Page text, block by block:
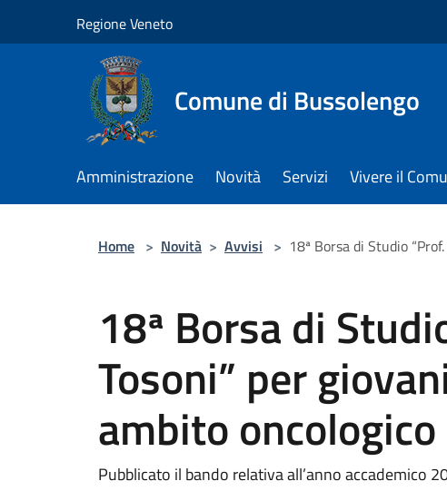
Regione Veneto
Comune di Bussolengo
Amministrazione Novità Servizi Vivere il
Home > Novità > Avvisi > 18ª Borsa di Studio
18ª Borsa di
Tosoni” per
ambito oncologico
Pubblicato il bando relativa all’anno accademico